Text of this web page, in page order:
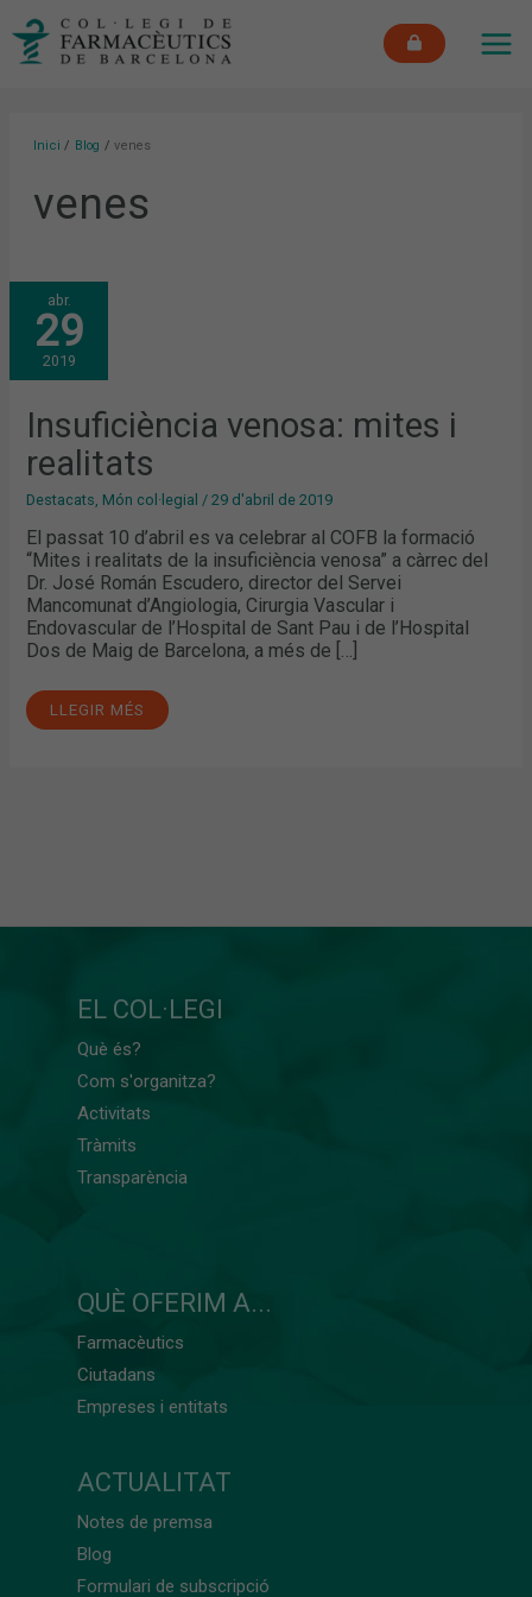
Inici Blog venes
venes
abr.
29
2019
Insuficiència venosa: mites i
realitats
Destacats Món col·legial /29 d'abril de 2019
El passat 10 d’abril es va celebrar al COFB la formació
“Mites i realitats de la insuficiència venosa” a càrrec del
Dr. José Román Escudero, director del Servei
Mancomunat d’Angiologia, Cirurgia Vascular i
Endovascular de l’Hospital de Sant Pau i de l’Hospital
Dos de Maig de Barcelona, a més de […]
INSUFICIÈNCIA
VENOSA:
MITES
I
REALITATS
LLEGIR MÉS
EL COL·LEGI
Què és?
Com s'organitza?
Activitats
Tràmits
Transparència
QUÈ OFERIM A...
Farmacèutics
Ciutadans
Empreses i entitats
ACTUALITAT
Notes de premsa
Blog
Formulari de subscripció